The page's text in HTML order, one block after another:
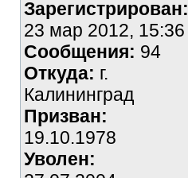
Зарегистрирован:
23 мар 2012, 15:36
Сообщения: 94
Откуда: г.
Калининград
Призван:
19.10.1978
Уволен: